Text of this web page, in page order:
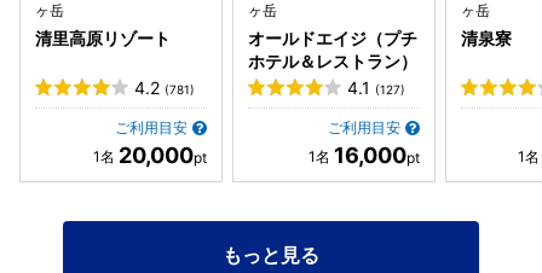
ヶ岳
清里高原リゾート
4.2 (781)
ご利用目安
20,000
ヶ岳
オールドエイジ（プチ
ホテル＆レストラン）
4.1 (127)
ご利用目安
16,000
ヶ岳
清泉寮
もっと見る